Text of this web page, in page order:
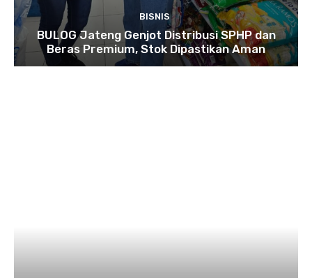
BISNIS
BULOG Jateng Genjot Distribusi SPHP dan
Beras Premium, Stok Dipastikan Aman